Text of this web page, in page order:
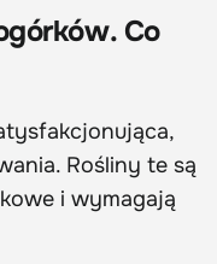
Co
Rośliny te są
i wymagają